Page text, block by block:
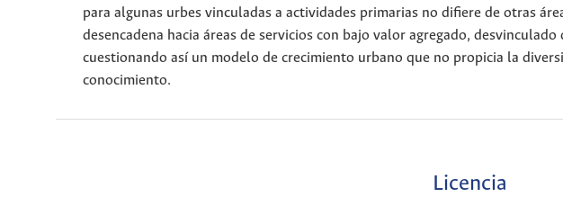
para algunas urbes vinculadas a actividades primarias no difiere de otras
desencadena hacia áreas de servicios con bajo valor agregado,
cuestionando así un modelo de crecimiento urbano que no propicia la
conocimiento.
Licencia